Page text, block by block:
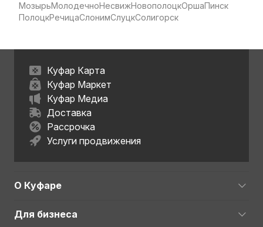
МозырьМолодечноНесвижНовополоцкОршаПинск
ПолоцкРечицаСлонимСлуцкСолигорск
Куфар Карта
Куфар Маркет
Куфар Медиа
Доставка
Рассрочка
Услуги продвижения
О Куфаре
Для бизнеса